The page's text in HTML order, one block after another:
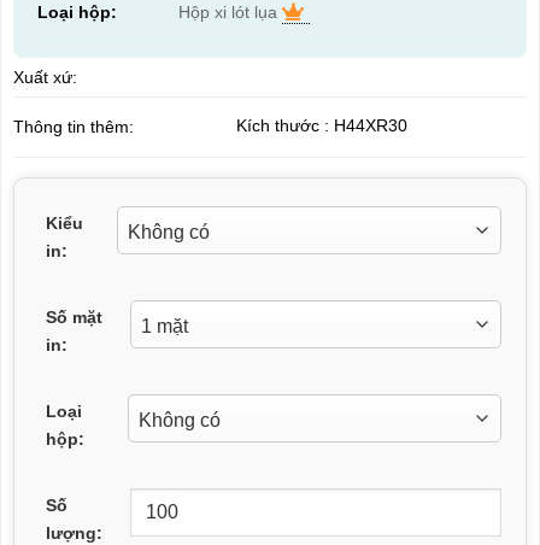
Loại hộp: Hộp xi lót lụa
Xuất xứ:
Thông tin thêm: Kích thước : H44XR30
Kiểu
in:
Số mặt
in:
Loại
hộp:
Số
lượng: